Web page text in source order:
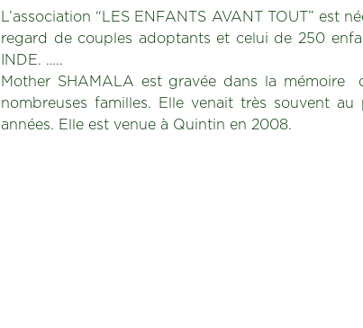
L’association “LES ENFANTS AVANT TOUT” est
regard de couples adoptants et celui de 250
INDE. …..
Mother SHAMALA est gravée dans la mémoire
nombreuses familles. Elle venait très souvent
années. Elle est venue à Quintin en 2008.